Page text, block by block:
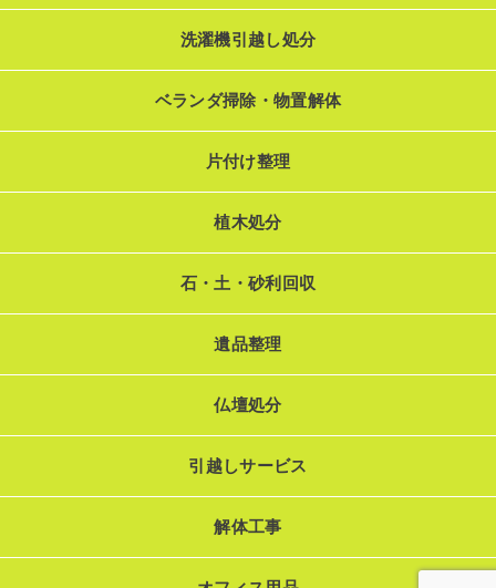
洗濯機引越し処分
ベランダ掃除・物置解体
片付け整理
植木処分
石・土・砂利回収
遺品整理
仏壇処分
引越しサービス
解体工事